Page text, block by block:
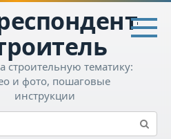
строительную тематику:
и фото, пошаговые
инструкции